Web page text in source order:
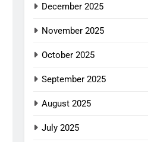
December 2025
November 2025
October 2025
September 2025
August 2025
July 2025